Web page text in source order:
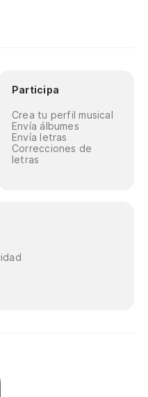
Participa
Crea tu perfil musical
Envía álbumes
Envía letras
Correcciones de
letras